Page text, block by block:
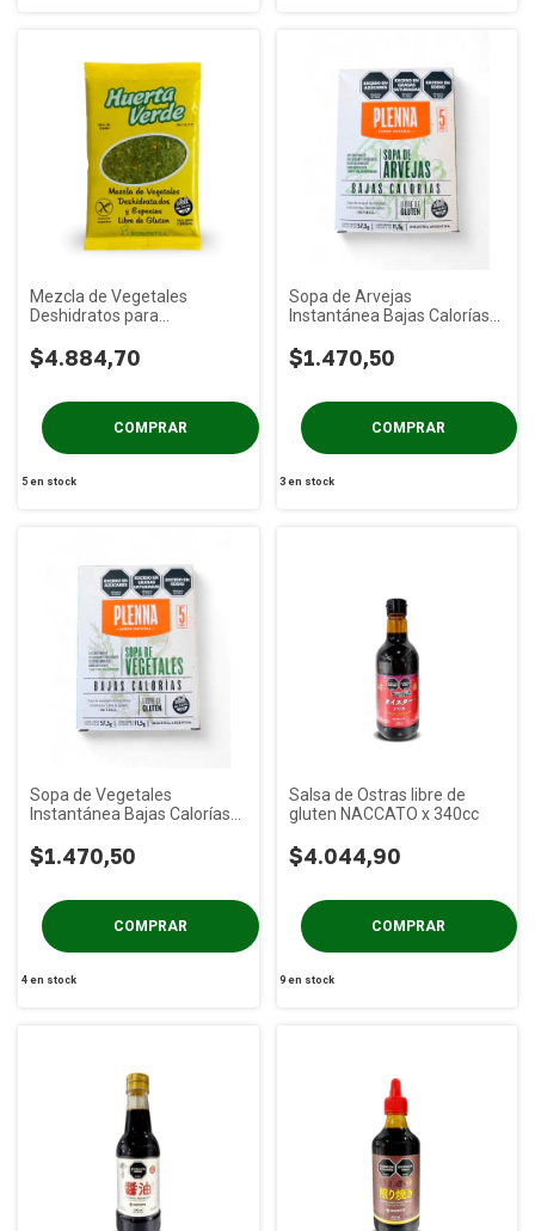
Mezcla de Vegetales
Deshidratos para
$4.884,70
5en stock
Sopa de Arvejas
Instantánea Bajas Calorías
$1.470,50
3 en stock
Sopa de Vegetales
Instantánea Bajas Calorías
$1.470,50
4en stock
Salsa de Ostras libre de
gluten NACCATO x 340cc
$4.044,90
9 en stock